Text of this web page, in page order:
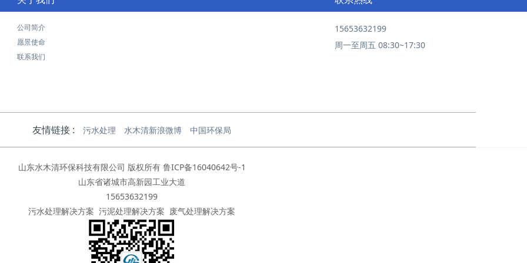
公司简介
愿景使命
联系我们
15653632199
周一至周五 08:30~17:30
友情链接 : 污水处理 水木清新浪微博 中国环保局
山东水木清环保科技有限公司 版权所有 鲁ICP备16040642号-1
山东省诸城市高新园工业大道
15653632199
污水处理解决方案 污泥处理解决方案 废气处理解决方案